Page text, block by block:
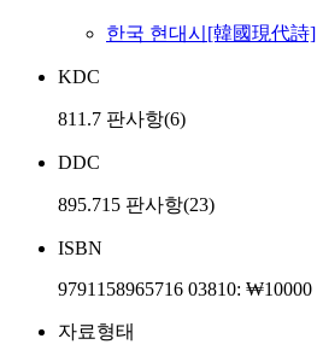
한국 현대시[韓國現代詩]
KDC
811.7 판사항(6)
DDC
895.715 판사항(23)
ISBN
9791158965716 03810: ₩10000
자료형태